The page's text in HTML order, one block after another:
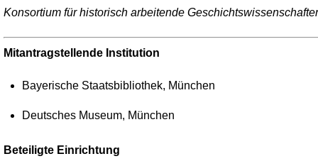
Konsortium für historisch arbeitende
Mitantragstellende Institution
Bayerische Staatsbibliothek, München
Deutsches Museum, München
Beteiligte Einrichtung